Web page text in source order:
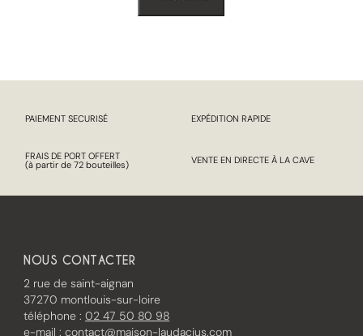
PAIEMENT SECURISÉ EXPÉDITION RAPIDE
FRAIS DE PORT OFFERT
(à partir de 72 bouteilles) VENTE EN DIRECTE À LA CAVE
NOUS CONTACTER
2 rue de saint-aignan
37270 montlouis-sur-loire
téléphone :02 47 50 80 98
e-mail :contact@maison-laudacius.com